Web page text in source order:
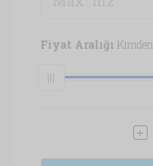
Fiyat Aralığı Kimden